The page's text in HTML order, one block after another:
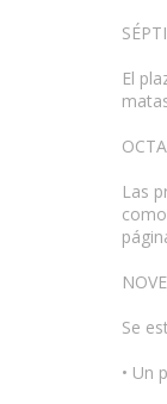
El
Las
Se
• Un